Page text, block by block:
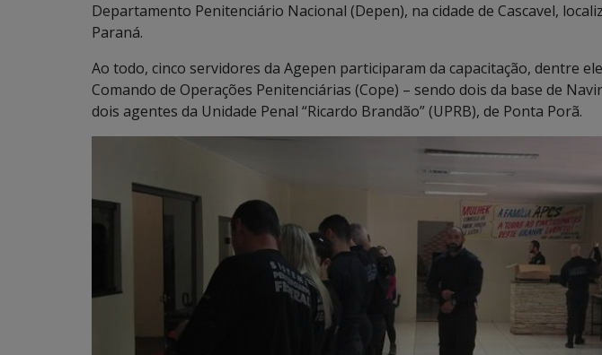
Departamento Penitenciário Nacional (Depen), na cidade de Cascavel,
Paraná.
Ao todo, cinco servidores da Agepen participaram da capacitação, dentre
Comando de Operações Penitenciárias (Cope) – sendo dois da base de
dois agentes da Unidade Penal “Ricardo Brandão” (UPRB), de Ponta Porã.